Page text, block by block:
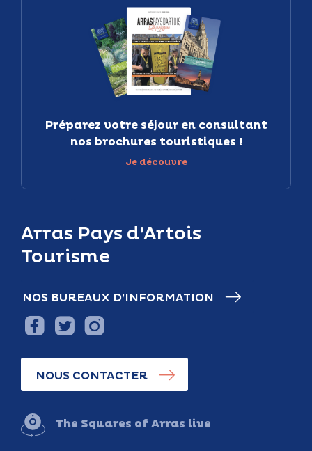
Arras Pays d’Artois
Tourisme
NOS BUREAUX D’INFORMATION
NOUS CONTACTER
The Squares of Arras live
Préparez votre séjour en consultant
nos brochures touristiques !
Je découvre